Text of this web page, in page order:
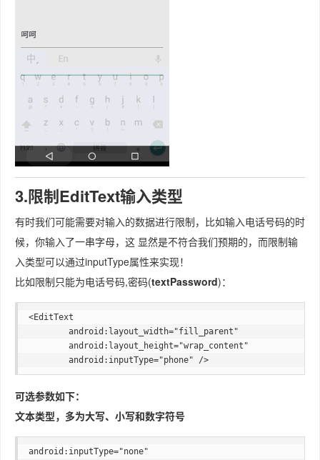
3.限制EditText输入类型
有时我们可能需要对输入的数据进行限制，比如输入电话号码的时
候，你输入了一串字母，这 显然是不符合我们预期的，而限制输
入类型可以通过inputType属性来实现！
比如限制只能为电话号码,密码(textPassword)：
<EditText
可选参数如下：
文本类型，多为大写、小写和数字符号
android:inputType="none"